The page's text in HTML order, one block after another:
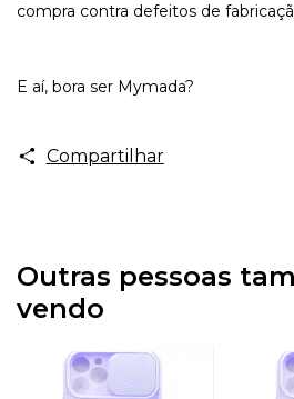
compra contra defeitos de
E aí, bora ser Mymada?
Compartilhar
Outras pessoas
vendo